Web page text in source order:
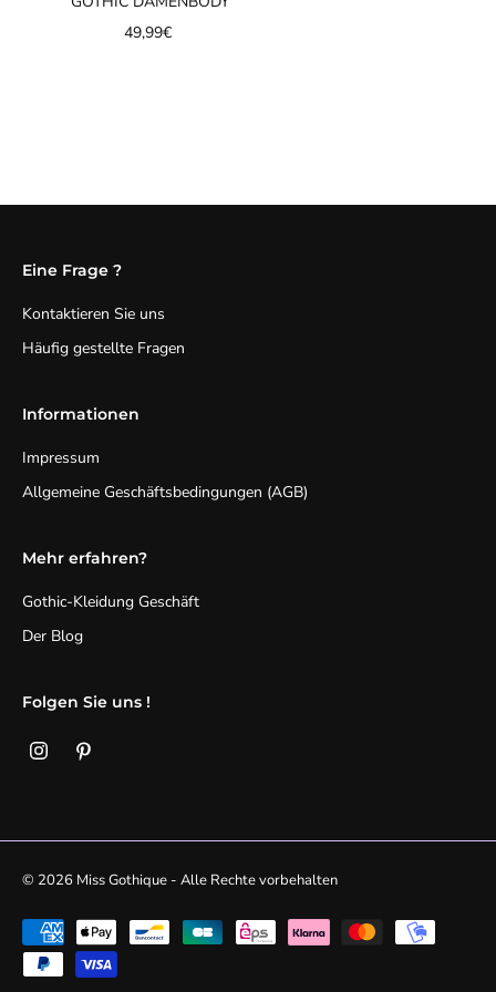
49,99€
Eine Frage ?
Kontaktieren Sie uns
Häufig gestellte Fragen
Informationen
Impressum
Allgemeine Geschäftsbedingungen (AGB)
Mehr erfahren?
Gothic-Kleidung Geschäft
Der Blog
Folgen Sie uns !
© 2026 Miss Gothique - Alle Rechte vorbehalten